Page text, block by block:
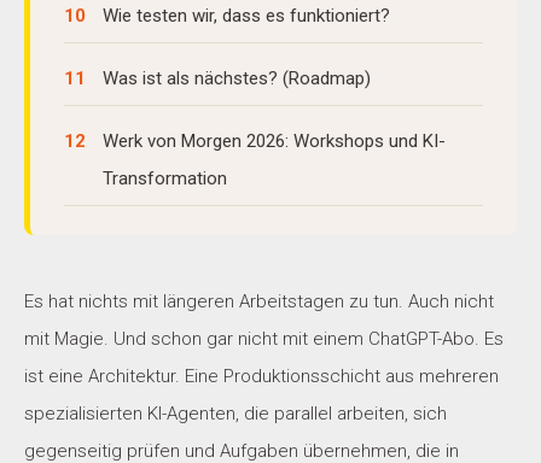
10 Wie testen wir, dass es funktioniert?
11 Was ist als nächstes? (Roadmap)
12
Werk von Morgen 2026: Workshops und KI-
Transformation
Es hat nichts mit längeren Arbeitstagen zu tun. Auch nicht
mit Magie. Und schon gar nicht mit einem ChatGPT-Abo. Es
ist eine Architektur. Eine Produktionsschicht aus mehreren
spezialisierten KI-Agenten, die parallel arbeiten, sich
gegenseitig prüfen und Aufgaben übernehmen, die in